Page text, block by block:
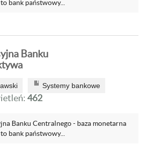
bank państwowy...
Banku
Systemy bankowe
462
Banku Centralnego - baza monetarna
bank państwowy...